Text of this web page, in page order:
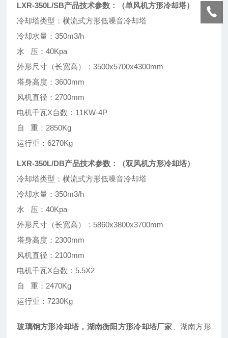
LXR-350L/SB产品技术参数：（单风机方形冷却塔）
冷却塔类型：横流式方形低噪音冷却塔
冷却水量：350m3/h
水 压：40Kpa
外形尺寸（长宽高）：3500x5700x4300mm
塔身高度：3600mm
风机直径：2700mm
电机千瓦X台数：11KW-4P
自 重：2850Kg
运行重：6270Kg
LXR-350L/DB产品技术参数：（双风机方形冷却塔）
冷却塔类型：横流式方形低噪音冷却塔
冷却水量：350m3/h
水 压：40Kpa
外形尺寸（长宽高）：5860x3800x3700mm
塔身高度：2300mm
风机直径：2100mm
电机千瓦X台数：5.5X2
自 重：2470Kg
运行重：7230Kg
玻璃钢方形冷却塔，湖南衡阳方形冷却塔厂家 、湖南方形